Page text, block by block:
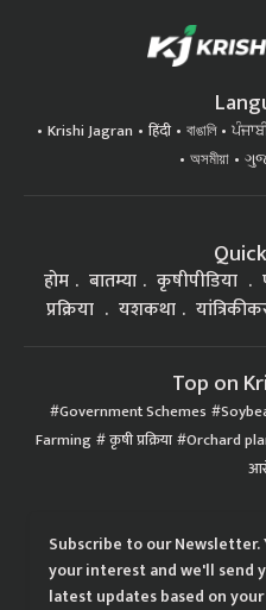
Krishi Jagran हिंदी বাঙালি
অসমীয়া
होम बातम्या कृषीपीडिया
प्रक्रिया
यशकथा
Top on
Government Schemes
Farming कृषी प्रक्रिया Orchard
Subscribe to our
your interest and we'll send
latest updates based on